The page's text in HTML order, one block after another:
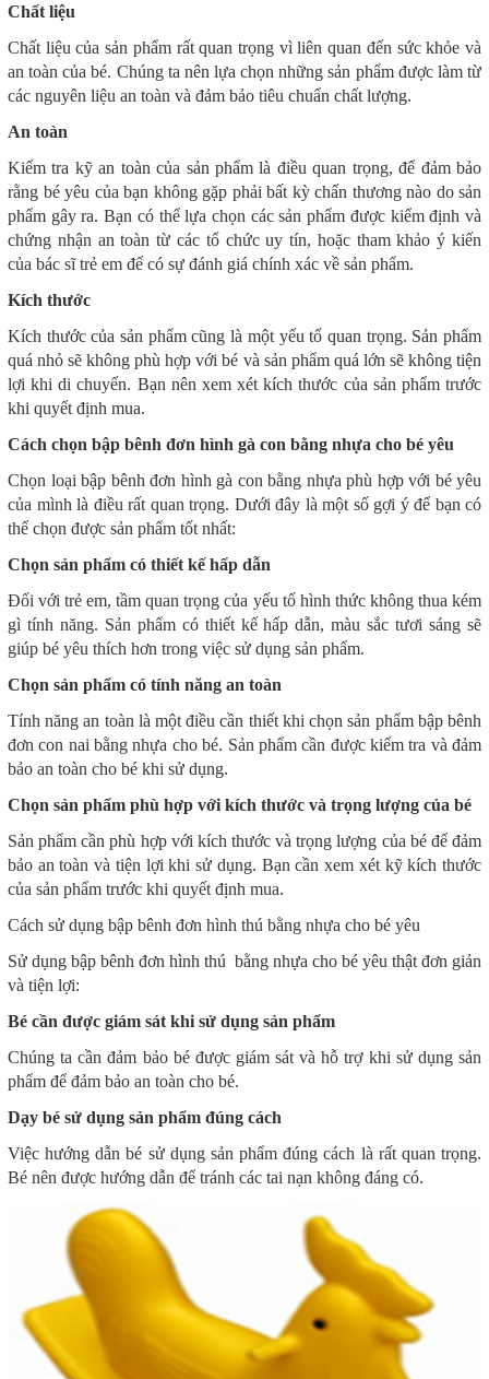
Chất liệu
Chất liệu của sản phẩm rất quan trọng vì liên quan đến sức khỏe và
an toàn của bé. Chúng ta nên lựa chọn những sản phẩm được làm từ
các nguyên liệu an toàn và đảm bảo tiêu chuẩn chất lượng.
An toàn
Kiểm tra kỹ an toàn của sản phẩm là điều quan trọng, để đảm bảo
rằng bé yêu của bạn không gặp phải bất kỳ chấn thương nào do sản
phẩm gây ra. Bạn có thể lựa chọn các sản phẩm được kiểm định và
chứng nhận an toàn từ các tổ chức uy tín, hoặc tham khảo ý kiến
của bác sĩ trẻ em để có sự đánh giá chính xác về sản phẩm.
Kích thước
Kích thước của sản phẩm cũng là một yếu tố quan trọng. Sản phẩm
quá nhỏ sẽ không phù hợp với bé và sản phẩm quá lớn sẽ không tiện
lợi khi di chuyển. Bạn nên xem xét kích thước của sản phẩm trước
khi quyết định mua.
Cách chọn bập bênh đơn hình gà con bằng nhựa cho bé yêu
Chọn loại bập bênh đơn hình gà con bằng nhựa phù hợp với bé yêu
của mình là điều rất quan trọng. Dưới đây là một số gợi ý để bạn có
thể chọn được sản phẩm tốt nhất:
Chọn sản phẩm có thiết kế hấp dẫn
Đối với trẻ em, tầm quan trọng của yếu tố hình thức không thua kém
gì tính năng. Sản phẩm có thiết kế hấp dẫn, màu sắc tươi sáng sẽ
giúp bé yêu thích hơn trong việc sử dụng sản phẩm.
Chọn sản phẩm có tính năng an toàn
Tính năng an toàn là một điều cần thiết khi chọn sản phẩm bập bênh
đơn con nai bằng nhựa cho bé. Sản phẩm cần được kiểm tra và đảm
bảo an toàn cho bé khi sử dụng.
Chọn sản phẩm phù hợp với kích thước và trọng lượng của bé
Sản phẩm cần phù hợp với kích thước và trọng lượng của bé để đảm
bảo an toàn và tiện lợi khi sử dụng. Bạn cần xem xét kỹ kích thước
của sản phẩm trước khi quyết định mua.
Cách sử dụng bập bênh đơn hình thú bằng nhựa cho bé yêu
Sử dụng bập bênh đơn hình thú bằng nhựa cho bé yêu thật đơn giản
và tiện lợi:
Bé cần được giám sát khi sử dụng sản phẩm
Chúng ta cần đảm bảo bé được giám sát và hỗ trợ khi sử dụng sản
phẩm để đảm bảo an toàn cho bé.
Dạy bé sử dụng sản phẩm đúng cách
Việc hướng dẫn bé sử dụng sản phẩm đúng cách là rất quan trọng.
Bé nên được hướng dẫn để tránh các tai nạn không đáng có.